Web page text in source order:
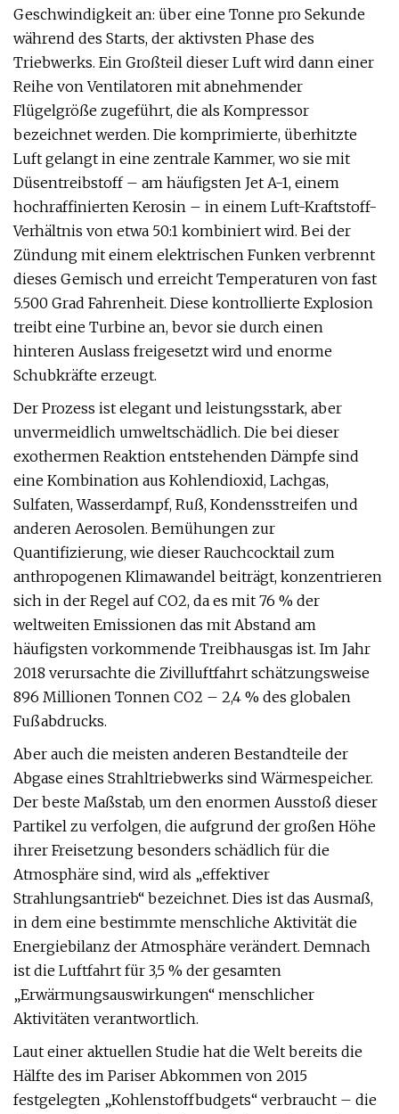
Geschwindigkeit an: über eine Tonne pro Sekunde
während des Starts, der aktivsten Phase des
Triebwerks. Ein Großteil dieser Luft wird dann einer
Reihe von Ventilatoren mit abnehmender
Flügelgröße zugeführt, die als Kompressor
bezeichnet werden. Die komprimierte, überhitzte
Luft gelangt in eine zentrale Kammer, wo sie mit
Düsentreibstoff – am häufigsten Jet A-1, einem
hochraffinierten Kerosin – in einem Luft-Kraftstoff-
Verhältnis von etwa 50:1 kombiniert wird. Bei der
Zündung mit einem elektrischen Funken verbrennt
dieses Gemisch und erreicht Temperaturen von fast
5.500 Grad Fahrenheit. Diese kontrollierte Explosion
treibt eine Turbine an, bevor sie durch einen
hinteren Auslass freigesetzt wird und enorme
Schubkräfte erzeugt.
Der Prozess ist elegant und leistungsstark, aber
unvermeidlich umweltschädlich. Die bei dieser
exothermen Reaktion entstehenden Dämpfe sind
eine Kombination aus Kohlendioxid, Lachgas,
Sulfaten, Wasserdampf, Ruß, Kondensstreifen und
anderen Aerosolen. Bemühungen zur
Quantifizierung, wie dieser Rauchcocktail zum
anthropogenen Klimawandel beiträgt, konzentrieren
sich in der Regel auf CO2, da es mit 76 % der
weltweiten Emissionen das mit Abstand am
häufigsten vorkommende Treibhausgas ist. Im Jahr
2018 verursachte die Zivilluftfahrt schätzungsweise
896 Millionen Tonnen CO2 – 2,4 % des globalen
Fußabdrucks.
Aber auch die meisten anderen Bestandteile der
Abgase eines Strahltriebwerks sind Wärmespeicher.
Der beste Maßstab, um den enormen Ausstoß dieser
Partikel zu verfolgen, die aufgrund der großen Höhe
ihrer Freisetzung besonders schädlich für die
Atmosphäre sind, wird als „effektiver
Strahlungsantrieb“ bezeichnet. Dies ist das Ausmaß,
in dem eine bestimmte menschliche Aktivität die
Energiebilanz der Atmosphäre verändert. Demnach
ist die Luftfahrt für 3,5 % der gesamten
„Erwärmungsauswirkungen“ menschlicher
Aktivitäten verantwortlich.
Laut einer aktuellen Studie hat die Welt bereits die
Hälfte des im Pariser Abkommen von 2015
festgelegten „Kohlenstoffbudgets“ verbraucht – die